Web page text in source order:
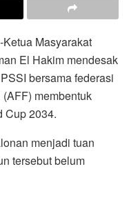
Masyarakat
El Hakim mendesak
bersama federasi
membentuk
Cup 2034.
menjadi tuan
tersebut belum